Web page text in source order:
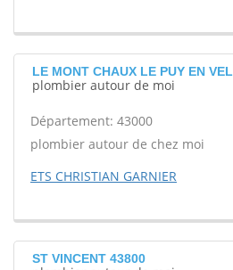
LE MONT CHAUX LE PUY EN
plombier autour de moi
Département: 43000
plombier autour de chez moi
ETS CHRISTIAN GARNIER
ST VINCENT 43800